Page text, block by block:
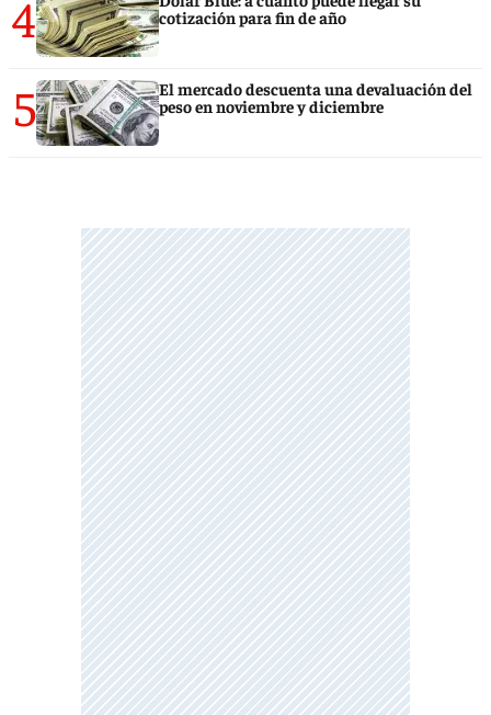
4
cotización para fin de año
5
El mercado descuenta una devaluación del
peso en noviembre y diciembre